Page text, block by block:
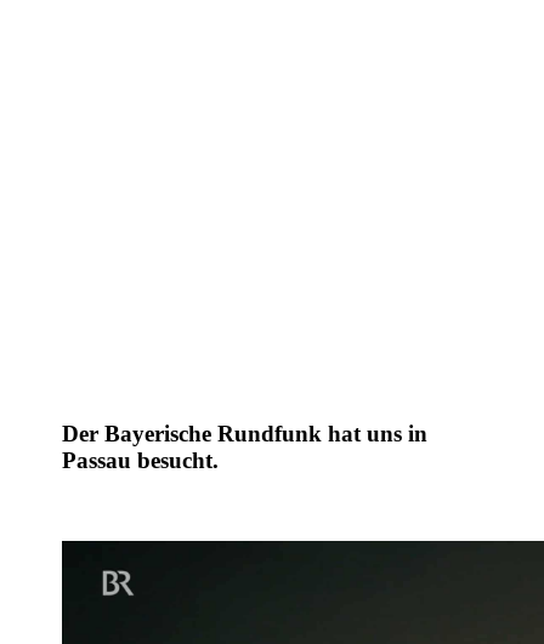
Der Bayerische Rundfunk hat uns in
Passau besucht.